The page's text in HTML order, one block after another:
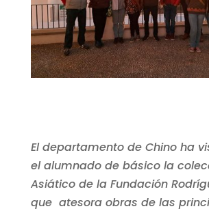
El departamento de Chino ha
el alumnado de básico la
Asiático de la Fundación
que atesora obras de las